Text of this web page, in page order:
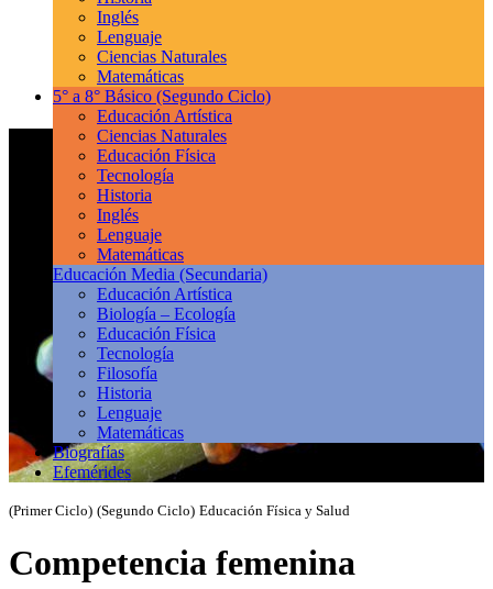
Inglés
Lenguaje
Ciencias Naturales
Matemáticas
5° a 8° Básico (Segundo Ciclo)
Educación Artística
Ciencias Naturales
Educación Física
Tecnología
Historia
Inglés
Lenguaje
Matemáticas
Educación Media (Secundaria)
Educación Artística
Biología – Ecología
Educación Física
Tecnología
Filosofía
Historia
Lenguaje
Matemáticas
Biografías
Efemérides
(Primer Ciclo) (Segundo Ciclo) Educación Física y Salud
Competencia femenina